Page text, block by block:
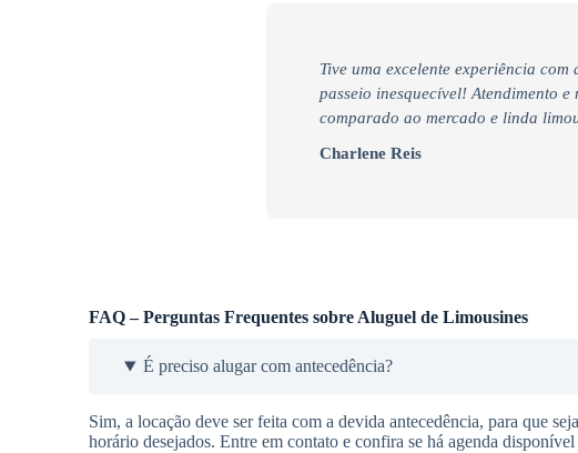
Tive uma excelente experiência
passeio inesquecível! Atendimento
comparado ao mercado e linda
Charlene Reis
FAQ – Perguntas Frequentes sobre Aluguel de Limousines
É preciso alugar com antecedência?
Sim, a locação deve ser feita com a devida antecedência, para que
horário desejados. Entre em contato e confira se há agenda